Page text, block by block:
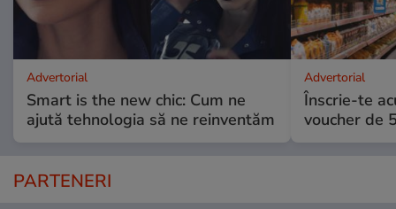
Advertorial
Smart is the new chic: Cum ne
ajută tehnologia să ne reinventăm
Advertorial
Înscrie-te
voucher de
PARTENERI